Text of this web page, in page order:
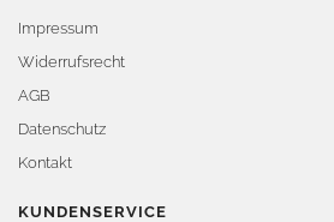
Impressum
Widerrufsrecht
AGB
Datenschutz
Kontakt
KUNDENSERVICE